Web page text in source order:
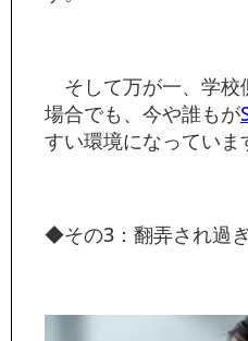
そして万が一、学校
場合でも、今や誰もが
すい環境になっていま
◆その3：翻弄され過